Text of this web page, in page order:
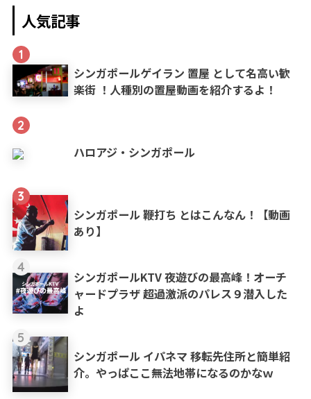
人気記事
1
シンガポールゲイラン 置屋 として名高い歓
楽街 ！人種別の置屋動画を紹介するよ！
2
ハロアジ・シンガポール
3
シンガポール 鞭打ち とはこんなん！【動画
あり】
4
シンガポールKTV 夜遊びの最高峰！オーチ
ャードプラザ 超過激派のパレス９潜入した
よ
5
シンガポール イパネマ 移転先住所と簡単紹
介。やっぱここ無法地帯になるのかなｗ